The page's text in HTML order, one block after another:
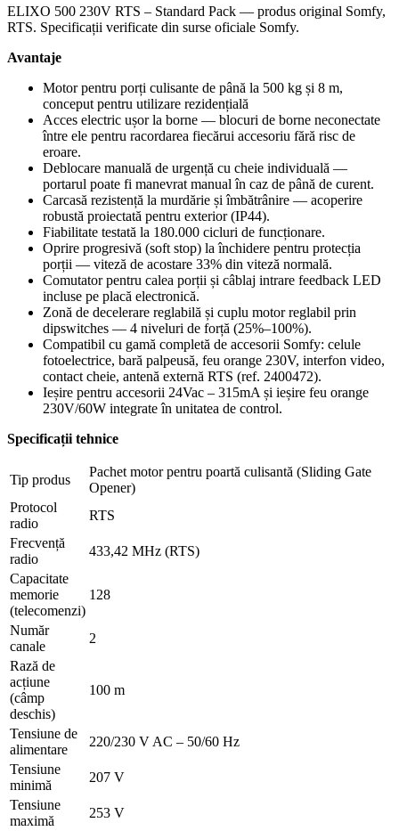
pentru
poartă
culisantă
-
1216449
ELIXO 500 230V RTS – Standard Pack — produs original Somfy,
RTS. Specificații verificate din surse oficiale Somfy.
Avantaje
Motor pentru porți culisante de până la 500 kg și 8 m,
conceput pentru utilizare rezidențială
Acces electric ușor la borne — blocuri de borne neconectate
între ele pentru racordarea fiecărui accesoriu fără risc de
eroare.
Deblocare manuală de urgență cu cheie individuală —
portarul poate fi manevrat manual în caz de până de curent.
Carcasă rezistență la murdărie și îmbătrânire — acoperire
robustă proiectată pentru exterior (IP44).
Fiabilitate testată la 180.000 cicluri de funcționare.
Oprire progresivă (soft stop) la închidere pentru protecția
porții — viteză de acostare 33% din viteză normală.
Comutator pentru calea porții și câblaj intrare feedback LED
incluse pe placă electronică.
Zonă de decelerare reglabilă și cuplu motor reglabil prin
dipswitches — 4 niveluri de forță (25%–100%).
Compatibil cu gamă completă de accesorii Somfy: celule
fotoelectrice, bară palpeusă, feu orange 230V, interfon video,
contact cheie, antenă externă RTS (ref. 2400472).
Ieșire pentru accesorii 24Vac – 315mA și ieșire feu orange
230V/60W integrate în unitatea de control.
Specificații tehnice
Tip produs
Pachet motor pentru poartă culisantă (Sliding Gate
Opener)
Protocol
radio
RTS
Frecvență
radio
433,42 MHz (RTS)
Capacitate
memorie
(telecomenzi)
128
Număr
canale
2
Rază de
acțiune
(câmp
deschis)
100 m
Tensiune de
alimentare
220/230 V AC – 50/60 Hz
Tensiune
minimă
207 V
Tensiune
maximă
253 V